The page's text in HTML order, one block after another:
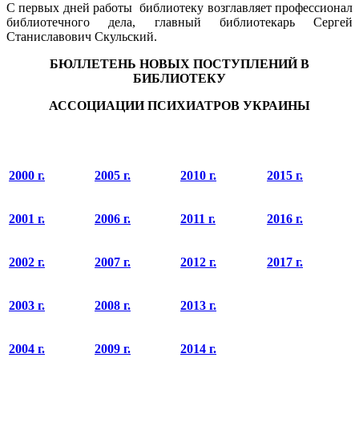
С первых дней работы библиотеку возглавляет профессионал
библиотечного дела, главный библиотекарь Сергей
Станиславович Скульский.
БЮЛЛЕТЕНЬ НОВЫХ ПОСТУПЛЕНИЙ В
БИБЛИОТЕКУ
АССОЦИАЦИИ ПСИХИАТРОВ УКРАИНЫ
2000 г. 2005 г. 2010 г. 2015 г.
2001 г. 2006 г. 2011 г. 2016 г.
2002 г. 2007 г. 2012 г. 2017 г.
2003 г. 2008 г. 2013 г.
2004 г. 2009 г. 2014 г.